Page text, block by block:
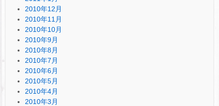
2010年12月
2010年11月
2010年10月
2010年9月
2010年8月
2010年7月
2010年6月
2010年5月
2010年4月
2010年3月